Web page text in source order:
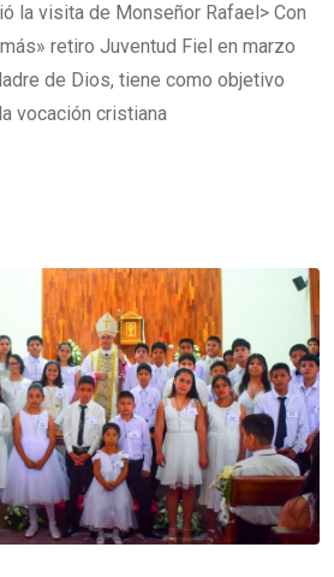
la visita de Monseñor Rafael> Con
retiro Juventud Fiel en marzo
de Dios, tiene como objetivo
vocación cristiana